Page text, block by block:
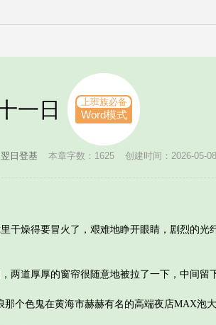
一日 上班族必备
Word模式
翌日登基 本章字数：1625 创建时间：2026-05-
燥得要冒火了，艰难地睁开眼睛，剧烈的光
道厚厚的窗帘很随意地被拉了一下，中间留下
个色鬼在黄海市赫赫有名的高端夜店MAX泡